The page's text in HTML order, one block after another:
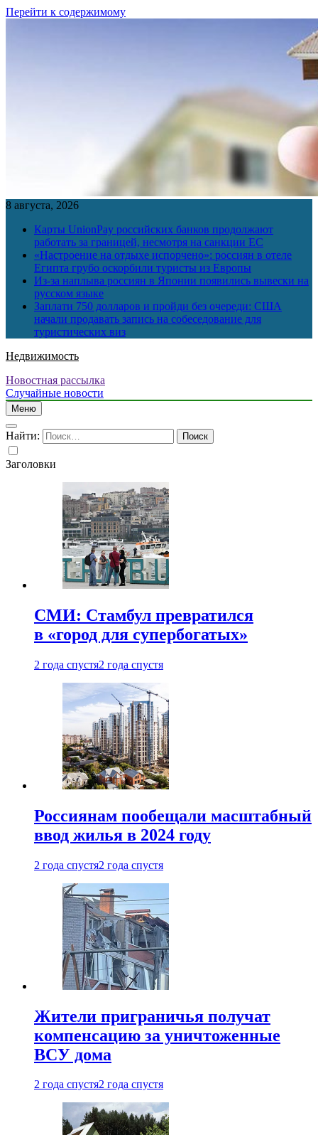
Перейти к содержимому
8 августа, 2026
Карты UnionPay российских банков продолжают
работать за границей, несмотря на санкции ЕС
«Настроение на отдыхе испорчено»: россиян в отеле
Египта грубо оскорбили туристы из Европы
Из-за наплыва россиян в Японии появились вывески на
русском языке
Заплати 750 долларов и пройди без очереди: США
начали продавать запись на собеседование для
туристических виз
Недвижимость
Новостная рассылка
Случайные новости
Меню
Найти:
Заголовки
СМИ: Стамбул превратился
в «город для супербогатых»
2 года спустя2 года спустя
Россиянам пообещали масштабный
ввод жилья в 2024 году
2 года спустя2 года спустя
Жители приграничья получат
компенсацию за уничтоженные
ВСУ дома
2 года спустя2 года спустя